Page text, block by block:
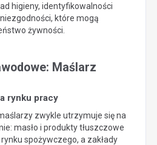
higieny, identyfikowalności
które mogą
żywności.
Maślarz
rynku pracy
zwykle utrzymuje się na
masło i produkty tłuszczowe
spożywczego, a zakłady